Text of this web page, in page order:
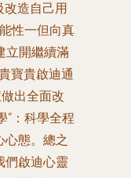
改造自己用
性一但向真
立開繼續滿
寶貴啟迪通
出全面改
“：科學全程
態。總之
們啟迪心靈